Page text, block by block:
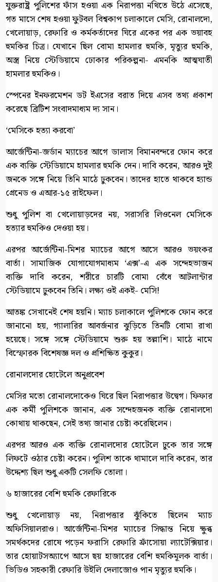
যুক্তরাষ্ট্র পুলিশের ফাঁস হওয়া এক নিরাপত্তা নথিতে উঠে এসেছে,
গত মাসে শেষ হওয়া ফুটবল বিশ্বকাপ চলাকালে মেসি, রোনালদো,
খেলোয়াড়, রেফারি ও কর্মকর্তাদের ঘিরে একের পর এক ভয়াবহ
হুমকির চিত্র। যেখানে ছিল বোমা হামলার হুমকি, মৃত্যুর হুমকি,
অস্ত্র নিয়ে স্টেডিয়ামে ঢোকার পরিকল্পনা- এমনকি আত্মঘাতী
হামলার হুমকিও।
স্পেনের ইনফরমেশন ডট ইএসের বরাত দিয়ে এসব তথ্য প্রকাশ
করেছে ব্রিটিশ সংবাদমাধ্যম দ্য সান।
‘মেসিকে হত্যা করবো’
আর্জেন্টিনা-জর্ডান ম্যাচের আগে ডালাস বিমানবন্দরে ফোন করে
এক ব্যক্তি স্টেডিয়ামে হামলার হুমকি দেন। দাবি করেন, আরও দুই
জনকে সঙ্গে নিয়ে তিনি মাঠে ঢুকবেন। তাদের হাতে থাকবে হ্যান্ড
গ্রেনেড ও এআর-১৫ রাইফেল।
শুধু পুলিশ বা খেলোয়াড়দের নয়, সরাসরি লিওনেল মেসিকে
হত্যার হুমকিও দেওয়া হয়।
এরপর আর্জেন্টিনা-মিশর ম্যাচের আগে আসে আরও ভয়ংকর
বার্তা। সামাজিক যোগাযোগমাধ্যম ‘এক্স’-এ এক সন্দেহভাজন
ব্যক্তি দাবি করেন, শরীরে চারটি বোমা বেঁধে আটলান্টার
স্টেডিয়ামে ঢুকবেন তিনি। লক্ষ্য ওই একই- মেসি!
আতঙ্ক সেখানেই শেষ হয়নি। ম্যাচ চলাকালে পুলিশকে ফোন করে
জানানো হয়, গ্যালারির আবর্জনার ঝুড়িতে তিনটি বোমা রাখা
হয়েছে। সঙ্গে সঙ্গে স্টেডিয়ামে শুরু হয় তল্লাশি। মাঠে নামে
বিস্ফোরক বিশেষজ্ঞ দল ও প্রশিক্ষিত কুকুর।
রোনালদোর হোটেলে অনুপ্রবেশ
মেসির মতো রোনালদোকেও ঘিরে ছিল নিরাপত্তার উদ্বেগ। ফিফার
এক কর্মী পুলিশকে জানান, এক সন্দেহজনক ব্যক্তি রোনালদো
কোথায় থাকছেন, সেই তথ্য জানার চেষ্টা করেছিলেন।
এরপর আরও এক ব্যক্তি রোনালদোর হোটেলে ঢুকে তার সঙ্গে
লিফটে ওঠার চেষ্টা করেন। পুলিশ তাকে থামালে দাবি করেন, তার
উদ্দেশ্য ছিল শুধু একটি সেলফি তোলা।
৬ হাজারের বেশি হুমকি রেফারিকে
শুধু খেলোয়াড় নয়, নিরাপত্তার ঝুঁকিতে ছিলেন ম্যাচ
অফিসিয়ালরাও। আর্জেন্টিনা-মিশর ম্যাচের সিদ্ধান্ত নিয়ে ক্ষুব্ধ
সমর্থকদের রোষে পড়েন ফরাসি রেফারি ফ্রাঁসোয়া ল্যাটেক্সিয়ার।
তার হোয়াটসঅ্যাপে আসে ছয় হাজারের বেশি হুমকিমূলক বার্তা।
ভিডিও সহকারী রেফারি উইলি দেলাজোও পান মৃত্যুর হুমকি।